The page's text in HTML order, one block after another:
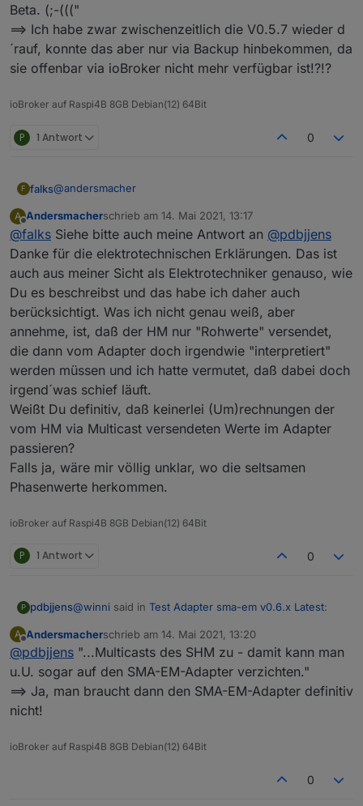
Beta. (;-((("
==> Ich habe zwar zwischenzeitlich die V0.5.7 wieder d
´rauf, konnte das aber nur via Backup hinbekommen, da
sie offenbar via ioBroker nicht mehr verfügbar ist!?!?
ioBroker auf Raspi4B 8GB Debian(12) 64Bit
P 1 Antwort 0
F falks@andersmacher
Mach doch mal genau so, wie@ pdbjjens
hat. Dann funktioniert das auch. Ich benutze die 0.6.3,
seit dem es sie gibt und die Werte sind absolut ok.
Die Zähler werden übrigens nicht vom Adapter
berechnet, sondern vom Energymeter (in deinem Fall der
Homemanager). Die dort gezeigten Werte sind die
Summen seit Einbau des Geräts. Dass da etwas falsch
summiert wird, halte ich für vollkommen ausgeschlossen.
Es scheint auch Missverständnisse bez. der Werte
psurplus und pregard zu geben. psurplus ist der aktuelle
Überschuss, also das, was ins Netz eingespeist wird.
pregard ist der aktuelle Netzbezug.
Diese Werte sind nicht zu verwechseln mit der PV-
Produktion oder dem Verbrauch. Das Energymeter "sieht"
nur, was am Netzanschlusspunkt "rein" oder "raus" geht.
Die Quelle, oder das Ziel sind nicht zu ermitteln. Ist also
deine aktuelle PV-Erzeugung 3000 W und dein
Hausverbrauch 500 W, wird ein Überschuss von 2500 W
angezeigt und der Bezug ist 0. Hast du keine PV-
Erzeugung (weil's dunkel ist), ist psurplus 0 und pregard
zeigt deinen aktuellen Vebrauch an. ist deine PV-
Erzeugung 500 W (wie aktuell bei mir wegen dicker
grauer Wolken) und dein Verbrauch im Haus ist 1000 W,
ist psurplus wieder 0, pregard ist aber nur 500 W, weil
Wenn du den aktuellen Verbrauch und die PV-Erzeugung
haben willst, musst du zusätzlich den Wechselrichter
auslesen.
Falk
A
Offline
Andersmacherschrieb am 14. Mai 2021, 13:17
zuletzt editiert von
@falks Siehe bitte auch meine Antwort an @pdbjjens
Danke für die elektrotechnischen Erklärungen. Das ist
auch aus meiner Sicht als Elektrotechniker genauso, wie
Du es beschreibst und das habe ich daher auch
berücksichtigt. Was ich nicht genau weiß, aber
annehme, ist, daß der HM nur "Rohwerte" versendet,
die dann vom Adapter doch irgendwie "interpretiert"
werden müssen und ich hatte vermutet, daß dabei doch
irgend´was schief läuft.
Weißt Du definitiv, daß keinerlei (Um)rechnungen der
vom HM via Multicast versendeten Werte im Adapter
passieren?
Falls ja, wäre mir völlig unklar, wo die seltsamen
Phasenwerte herkommen.
ioBroker auf Raspi4B 8GB Debian(12) 64Bit
P 1 Antwort 0
P pdbjjens@winni said in Test Adapter sma-em v0.6.x Latest:
Ich nutze dazu diesen Adapter
Alternativ kann ich dafür den iobroker Modbus
davon welche Modbus-Register der Wechselrichter
(Einspeisung und Bezug) greift der WR (genau wie
A
Offline
Andersmacherschrieb am 14. Mai 2021, 13:20
zuletzt editiert von
@pdbjjens "...Multicasts des SHM zu - damit kann man
u.U. sogar auf den SMA-EM-Adapter verzichten."
==> Ja, man braucht dann den SMA-EM-Adapter definitiv
nicht!
ioBroker auf Raspi4B 8GB Debian(12) 64Bit
0